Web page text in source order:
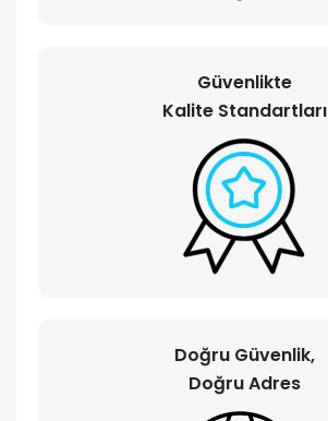
Güvenlikte
Kalite Standartları
Doğru Güvenlik,
Doğru Adres